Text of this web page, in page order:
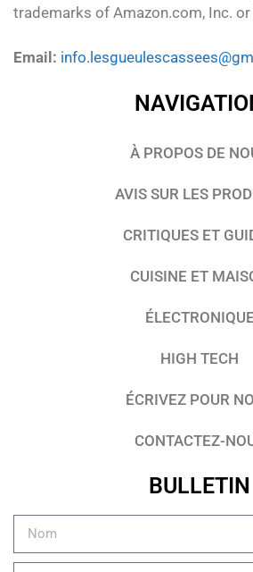
trademarks of Amazon.com, Inc.
Email:
À PROPOS DE
AVIS SUR LES
CRITIQUES ET
CUISINE ET
ÉLECTRONIQUE
HIGH TECH
ÉCRIVEZ POUR
CONTACTEZ-
BULLETIN